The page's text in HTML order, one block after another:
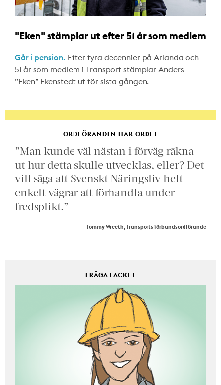
"Eken" stämplar ut efter 51 år som medlem
Går i pension. Efter fyra decennier på Arlanda och
51 år som medlem i Transport stämplar Anders
”Eken” Ekenstedt ut för sista gången.
ORDFÖRANDEN HAR ORDET
”Man kunde väl nästan i förväg räkna
ut hur detta skulle utvecklas, eller? Det
vill säga att Svenskt Näringsliv helt
enkelt vägrar att förhandla under
fredsplikt.”
Tommy Wreeth, Transports förbundsordförande
FRÅGA FACKET